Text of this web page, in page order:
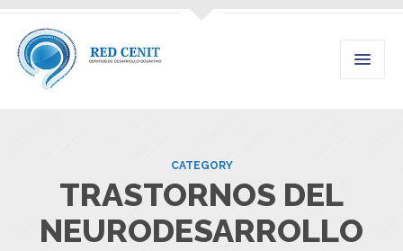
CATEGORY
TRASTORNOS DEL
NEURODESARROLLO